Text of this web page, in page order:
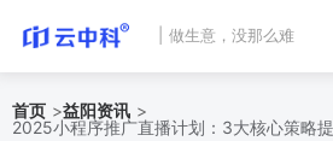
做生意，没那么难
首页 >益阳资讯 >
2025小程序推广直播计划：3大核心策略